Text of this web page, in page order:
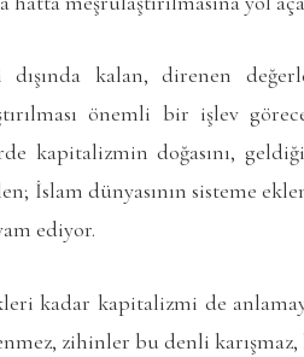
dışında kalan, direnen
önemli bir işlev
kapitalizmin doğasını,
İslam dünyasının sisteme
ediyor.
kadar kapitalizmi de
zihinler bu denli